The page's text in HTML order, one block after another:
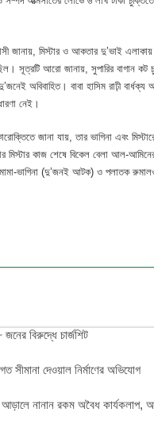
জানায়, মিস্টার ও আকতার দু’ভাই
সূত্রটি আরো জানায়, সুপারির বাগান কট
দু’জনেই অবিবাহিত। বাবা হাসিম রাঢ়ী
নেই।
জানা যায়, তার ভাগিনা এবং
কাজ শেষে বিকেল বেলা আল-আমিনের
মামা-ভাগিনা (দু’জনই আটক) ও পলাতক
বিরুদ্ধে চার্জশিট
সীমানা দেওয়াল নির্মাণের অভিযোগ
আড়ালে নানান রকম অবৈধ কার্যকলাপ,